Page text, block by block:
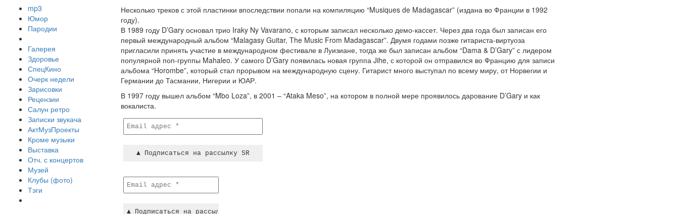
mp3
Юмор
Пародии
Галерея
Здоровье
СпецКино
Очерк недели
Зарисовки
Рецензии
Салун ретро
Записки звукача
АктМузПроекты
Кроме музыки
Выставка
Отч. с концертов
Музей
Клубы (фото)
Тэги
Несколько треков с этой пластинки впоследствии попали на компиляцию “Musiques de Madagascar” (издана во Франции в 1992
году).
В 1989 году D’Gary основал трио Iraky Ny Vavarano, с которым записал несколько демо-кассет. Через два года был записан его
первый международный альбом “Malagasy Guitar, The Music From Madagascar”. Двумя годами позже гитариста-виртуоза
пригласили принять участие в международном фестивале в Луизиане, тогда же был записан альбом “Dama & D’Gary” с лидером
популярной поп-группы Mahaleo. У самого D’Gary появилась новая группа Jihe, с которой он отправился во Францию для записи
альбома “Horombe”, который стал прорывом на международную сцену. Гитарист много выступал по всему миру, от Норвегии и
Германии до Тасмании, Нигерии и ЮАР.
В 1997 году вышел альбом “Mbo Loza”, в 2001 – “Ataka Meso”, на котором в полной мере проявилось дарование D’Gary и как
вокалиста.